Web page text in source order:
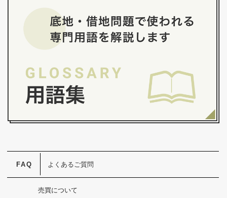
よくあるご質問
売買について